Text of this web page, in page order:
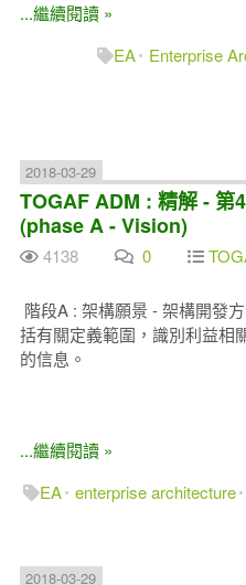
...繼續閱讀 »
EA
Enterprise
2018-03-29
TOGAF ADM : 精解 - 第
(phase A - Vision)
4138 0
階段A : 架構願景 - 架構開發
括有關定義範圍，識別利益相
的信息。
...繼續閱讀 »
EA enterprise architecture
2018-03-29